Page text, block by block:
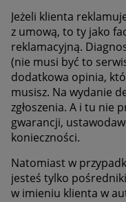
Jeżeli klienta
z umową, to ty jako
reklamacyjną.
(nie musi być to
dodatkowa opinia,
musisz. Na wydanie
zgłoszenia. A i tu nie
gwarancji,
konieczności.
Natomiast w
jesteś tylko
w imieniu klienta w